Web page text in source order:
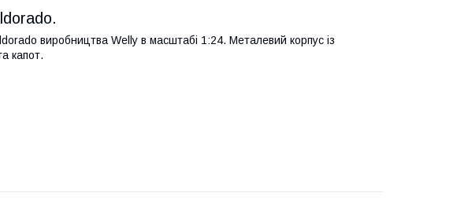
виробництва Welly в масштабі 1:24. Металевий корпус із
капот.